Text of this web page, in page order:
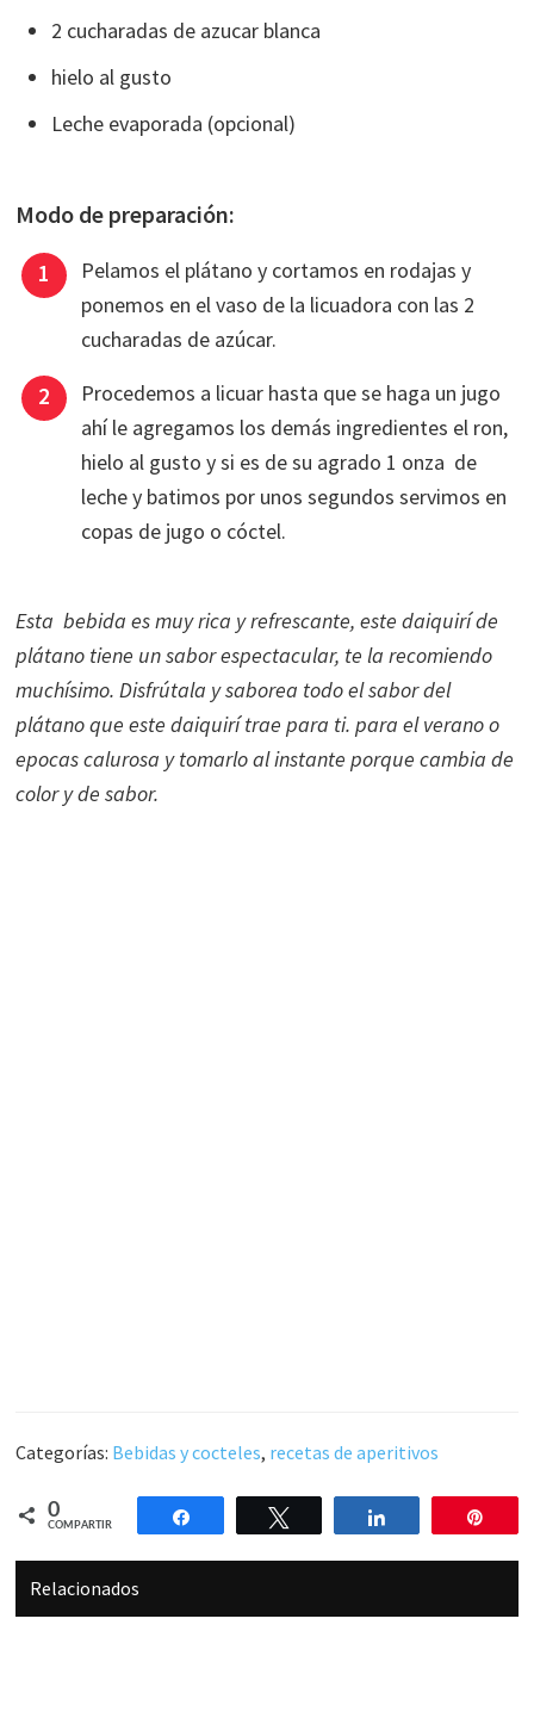
2 cucharadas de azucar blanca
hielo al gusto
Leche evaporada (opcional)
Modo de preparación:
Pelamos el plátano y cortamos en rodajas y
ponemos en el vaso de la licuadora con las 2
cucharadas de azúcar.
Procedemos a licuar hasta que se haga un jugo
ahí le agregamos los demás ingredientes el ron,
hielo al gusto y si es de su agrado 1 onza de
leche y batimos por unos segundos servimos en
copas de jugo o cóctel.
Esta bebida es muy rica y refrescante, este daiquirí de
plátano tiene un sabor espectacular, te la recomiendo
muchísimo. Disfrútala y saborea todo el sabor del
plátano que este daiquirí trae para ti. para el verano o
epocas calurosa y tomarlo al instante porque cambia de
color y de sabor.
Categorías: Bebidas y cocteles, recetas de aperitivos
0
COMPARTIR
Compartir Compartir
Relacionados